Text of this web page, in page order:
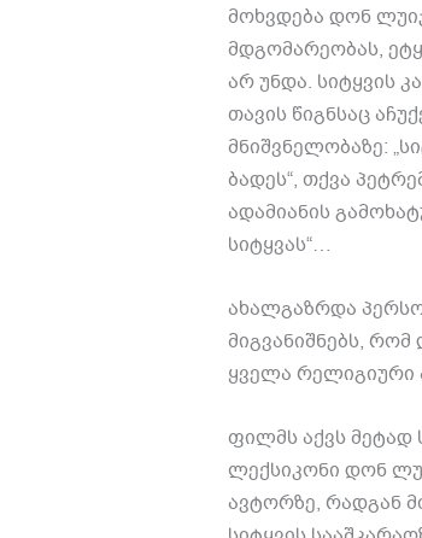
მოხვდება დონ
მდგომარეობას,
არ უნდა. სიტყვის
თავის წიგნსაც
მნიშვნელობაზე:
ბადეს“, თქვა
ადამიანის
სიტყვას“…
ახალგაზრდა
მიგვანიშნებს,
ყველა რელიგიური
ფილმს აქვს მეტად
ლექსიკონი დონ
ავტორზე, რადგან